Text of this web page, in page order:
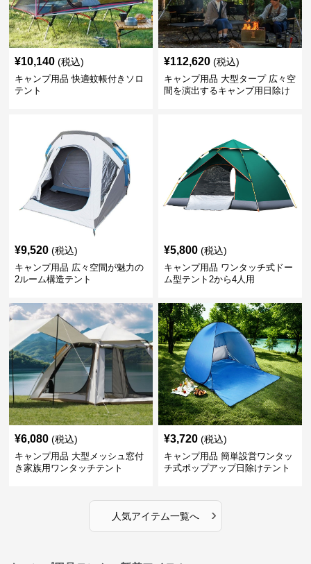
¥10,140 (税込)
キャンプ用品 快適蚊帳付きソロ
テント
¥112,620 (税込)
キャンプ用品 大型タープ 広々空
間を演出するキャンプ用日除け
¥9,520 (税込)
キャンプ用品 広々空間が魅力の
2ルーム構造テント
¥5,800 (税込)
キャンプ用品 ワンタッチ式ドー
ム型テント2から4人用
¥6,080 (税込)
キャンプ用品 大型メッシュ窓付
き家族用ワンタッチテント
¥3,720 (税込)
キャンプ用品 簡単設営ワンタッ
チ式ポップアップ日除けテント
人気アイテム一覧へ ›